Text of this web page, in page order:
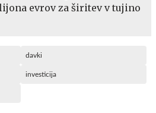
evrov za širitev v tujino
davki
investicija